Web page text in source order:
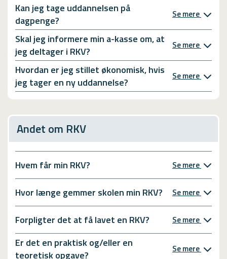
Kan jeg tage uddannelsen på
dagpenge?
Se mere
Skal jeg informere min a-kasse om, at
jeg deltager i RKV?
Se mere
Hvordan er jeg stillet økonomisk, hvis
jeg tager en ny uddannelse?
Se mere
Andet om RKV
Hvem får min RKV? Se mere
Hvor længe gemmer skolen min RKV? Se mere
Forpligter det at få lavet en RKV? Se mere
Er det en praktisk og/eller en
teoretisk opgave?
Se mere